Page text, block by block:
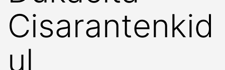
Cisarantenkid
ul